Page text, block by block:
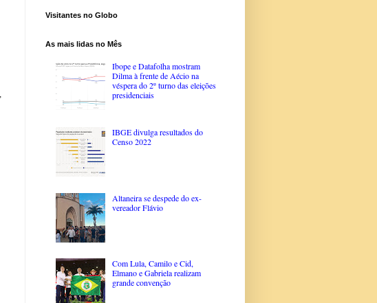
Visitantes no Globo
As mais lidas no Mês
Ibope e Datafolha mostram
Dilma à frente de Aécio na
véspera do 2º turno das eleições
presidenciais
IBGE divulga resultados do
Censo 2022
Altaneira se despede do ex-
vereador Flávio
Com Lula, Camilo e Cid,
Elmano e Gabriela realizam
grande convenção